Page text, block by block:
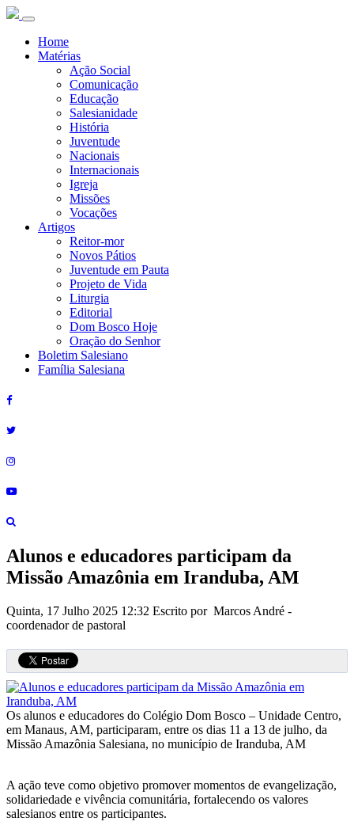
Home
Matérias
Ação Social
Comunicação
Educação
Salesianidade
História
Juventude
Nacionais
Internacionais
Igreja
Missões
Vocações
Artigos
Reitor-mor
Novos Pátios
Juventude em Pauta
Projeto de Vida
Liturgia
Editorial
Dom Bosco Hoje
Oração do Senhor
Boletim Salesiano
Família Salesiana
Alunos e educadores participam da
Missão Amazônia em Iranduba, AM
Quinta, 17 Julho 2025 12:32 Escrito por Marcos André -
coordenador de pastoral
Os alunos e educadores do Colégio Dom Bosco – Unidade Centro,
em Manaus, AM, participaram, entre os dias 11 a 13 de julho, da
Missão Amazônia Salesiana, no município de Iranduba, AM
A ação teve como objetivo promover momentos de evangelização,
solidariedade e vivência comunitária, fortalecendo os valores
salesianos entre os participantes.